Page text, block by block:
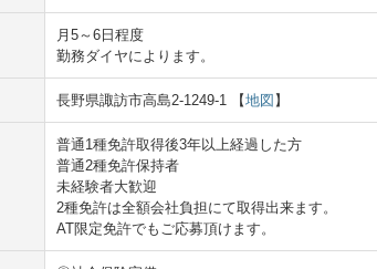
月5～6日程度
勤務ダイヤによります。
長野県諏訪市高島2-1249-1 【地図 】
普通1種免許取得後3年以上経過した方
普通2種免許保持者
未経験者大歓迎
2種免許は全額会社負担にて取得出来ます。
AT限定免許でもご応募頂けます。